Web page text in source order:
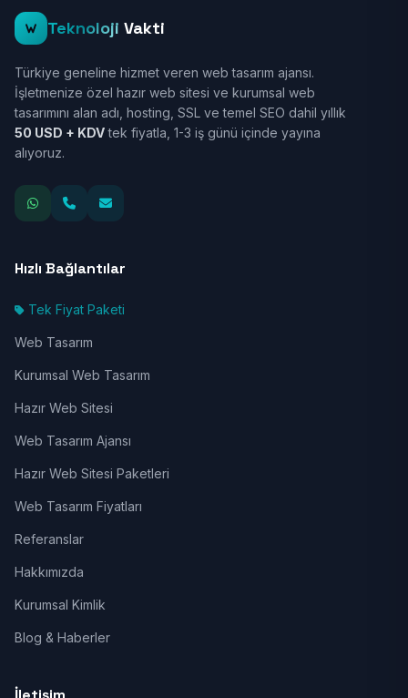
Teknoloji Vakti
Türkiye geneline hizmet veren web tasarım ajansı.
İşletmenize özel hazır web sitesi ve kurumsal web
tasarımını alan adı, hosting, SSL ve temel SEO dahil yıllık
50 USD + KDVtek fiyatla, 1-3 iş günü içinde yayına
alıyoruz.
Hızlı Bağlantılar
Tek Fiyat Paketi
Web Tasarım
Kurumsal Web Tasarım
Hazır Web Sitesi
Web Tasarım Ajansı
Hazır Web Sitesi Paketleri
Web Tasarım Fiyatları
Referanslar
Hakkımızda
Kurumsal Kimlik
Blog & Haberler